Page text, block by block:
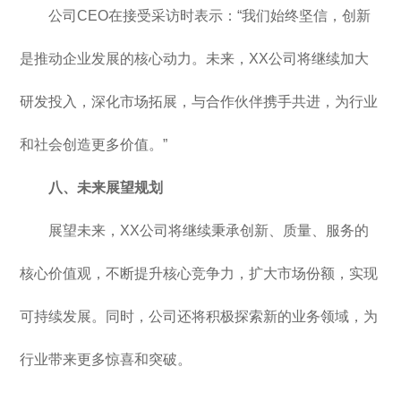
公司CEO在接受采访时表示：“我们始终坚信，创新
是推动企业发展的核心动力。未来，XX公司将继续加大
研发投入，深化市场拓展，与合作伙伴携手共进，为行业
和社会创造更多价值。”
八、未来展望规划
展望未来，XX公司将继续秉承创新、质量、服务的
核心价值观，不断提升核心竞争力，扩大市场份额，实现
可持续发展。同时，公司还将积极探索新的业务领域，为
行业带来更多惊喜和突破。